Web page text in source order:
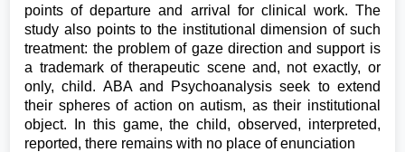
points of departure and arrival for clinical work. The
study also points to the institutional dimension of such
treatment: the problem of gaze direction and support is
a trademark of therapeutic scene and, not exactly, or
only, child. ABA and Psychoanalysis seek to extend
their spheres of action on autism, as their institutional
object. In this game, the child, observed, interpreted,
reported, there remains with no place of enunciation